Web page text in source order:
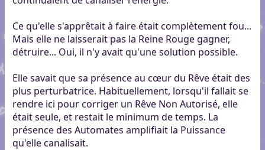
Ce qu'elle s'apprêtait à faire était complètement fou...
Mais elle ne laisserait pas la Reine Rouge gagner,
détruire... Oui, il n'y avait qu'une solution possible.
Elle savait que sa présence au cœur du Rêve était des
plus perturbatrice. Habituellement, lorsqu'il fallait se
rendre ici pour corriger un Rêve Non Autorisé, elle
était seule, et restait le minimum de temps. La
présence des Automates amplifiait la Puissance
qu'elle canalisait.